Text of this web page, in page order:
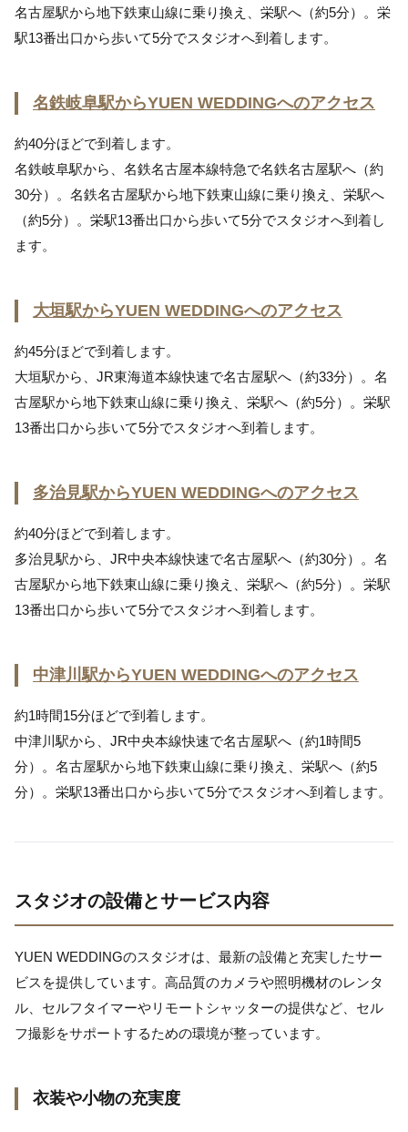
名古屋駅から地下鉄東山線に乗り換え、栄駅へ（約5分）。栄
駅13番出口から歩いて5分でスタジオへ到着します。
名鉄岐阜駅からYUEN WEDDINGへのアクセス
約40分ほどで到着します。
名鉄岐阜駅から、名鉄名古屋本線特急で名鉄名古屋駅へ（約
30分）。名鉄名古屋駅から地下鉄東山線に乗り換え、栄駅へ
（約5分）。栄駅13番出口から歩いて5分でスタジオへ到着し
ます。
大垣駅からYUEN WEDDINGへのアクセス
約45分ほどで到着します。
大垣駅から、JR東海道本線快速で名古屋駅へ（約33分）。名
古屋駅から地下鉄東山線に乗り換え、栄駅へ（約5分）。栄駅
13番出口から歩いて5分でスタジオへ到着します。
多治見駅からYUEN WEDDINGへのアクセス
約40分ほどで到着します。
多治見駅から、JR中央本線快速で名古屋駅へ（約30分）。名
古屋駅から地下鉄東山線に乗り換え、栄駅へ（約5分）。栄駅
13番出口から歩いて5分でスタジオへ到着します。
中津川駅からYUEN WEDDINGへのアクセス
約1時間15分ほどで到着します。
中津川駅から、JR中央本線快速で名古屋駅へ（約1時間5
分）。名古屋駅から地下鉄東山線に乗り換え、栄駅へ（約5
分）。栄駅13番出口から歩いて5分でスタジオへ到着します。
スタジオの設備とサービス内容
YUEN WEDDINGのスタジオは、最新の設備と充実したサー
ビスを提供しています。高品質のカメラや照明機材のレンタ
ル、セルフタイマーやリモートシャッターの提供など、セル
フ撮影をサポートするための環境が整っています。
衣装や小物の充実度